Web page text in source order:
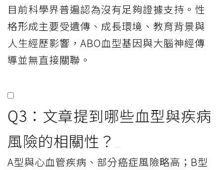
目前科學界普遍認為沒有足夠證據支持。性
格形成主要受遺傳、成長環境、教育背景與
人生經歷影響，ABO血型基因與大腦神經傳
導並無直接關聯。
Q3：文章提到哪些血型與疾病
風險的相關性？
A型與心血管疾病、部分癌症風險略高；B型